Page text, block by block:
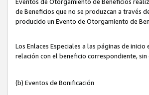
de Beneficios que no se produzcan a través
producido un Evento de Otorgamiento de
Los Enlaces Especiales a las páginas de
relación con el beneficio correspondiente,
(b) Eventos de Bonificación